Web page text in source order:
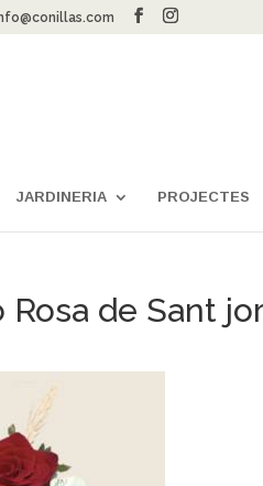
JARDINERIA PROJECTES
de Sant